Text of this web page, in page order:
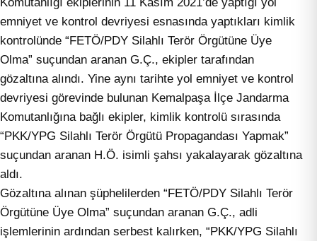
emniyet ve kontrol devriyesi esnasında yaptıkları kimlik
kontrolünde “FETÖ/PDY Silahlı Terör Örgütüne Üye
Olma” suçundan aranan G.Ç., ekipler tarafından
gözaltına alındı. Yine aynı tarihte yol emniyet ve kontrol
devriyesi görevinde bulunan Kemalpaşa İlçe Jandarma
Komutanlığına bağlı ekipler, kimlik kontrolü sırasında
“PKK/YPG Silahlı Terör Örgütü Propagandası Yapmak”
suçundan aranan H.Ö. isimli şahsı yakalayarak gözaltına
aldı.
Gözaltına alınan şüphelilerden “FETÖ/PDY Silahlı Terör
Örgütüne Üye Olma” suçundan aranan G.Ç., adli
işlemlerinin ardından serbest kalırken, “PKK/YPG Silahlı